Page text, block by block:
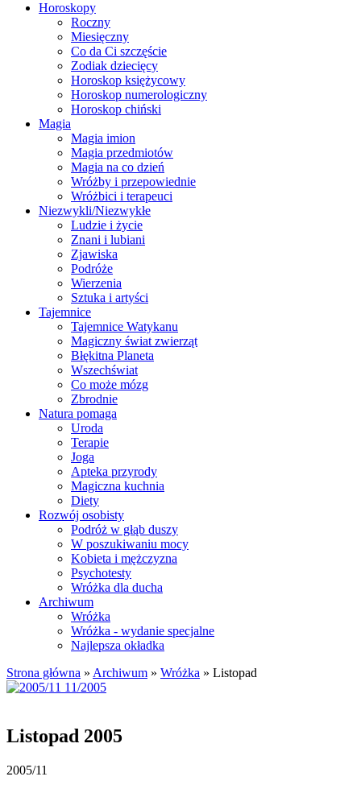
Horoskopy
Roczny
Miesięczny
Co da Ci szczęście
Zodiak dziecięcy
Horoskop księżycowy
Horoskop numerologiczny
Horoskop chiński
Magia
Magia imion
Magia przedmiotów
Magia na co dzień
Wróżby i przepowiednie
Wróżbici i terapeuci
Niezwykli/Niezwykłe
Ludzie i życie
Znani i lubiani
Zjawiska
Podróże
Wierzenia
Sztuka i artyści
Tajemnice
Tajemnice Watykanu
Magiczny świat zwierząt
Błękitna Planeta
Wszechświat
Co może mózg
Zbrodnie
Natura pomaga
Uroda
Terapie
Joga
Apteka przyrody
Magiczna kuchnia
Diety
Rozwój osobisty
Podróż w głąb duszy
W poszukiwaniu mocy
Kobieta i mężczyzna
Psychotesty
Wróżka dla ducha
Archiwum
Wróżka
Wróżka - wydanie specjalne
Najlepsza okładka
Strona główna » Archiwum » Wróżka » Listopad
Listopad 2005
2005/11